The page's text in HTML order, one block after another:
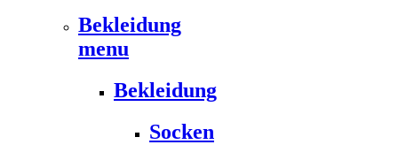
Bekleidung
menu
Bekleidung
Socken